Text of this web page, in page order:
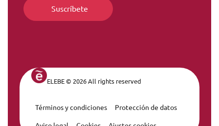
ELEBE © 2026 All rights reserved
Legal Navigation
Términos y condiciones Protección de datos